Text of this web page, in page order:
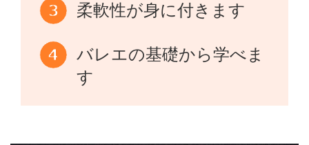
柔軟性が身に付きます
バレエの基礎から学べま
す